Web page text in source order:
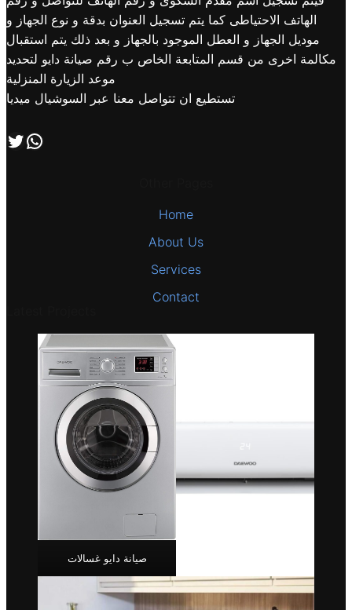
الهاتف الاحتياطى كما يتم تسجيل العنوان بدقة و نوع الجهاز و
موديل الجهاز و العطل الموجود بالجهاز و بعد ذلك يتم استقبال
مكالمة اخرى من قسم المتابعة الخاص ب رقم صيانة دايو لتحديد
موعد الزيارة المنزلية
تستطيع ان تتواصل معنا عبر السوشيال ميديا
تابعنا علي صفحة التويتر اتصل بنا علي طريق الوتساب
Home
About Us
Services
Contact
صيانة دايو غسالات